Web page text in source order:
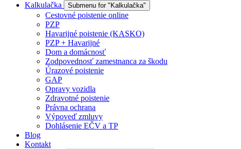
Kalkulačka
Submenu for "Kalkulačka"
Cestovné poistenie online
PZP
Havarijné poistenie (KASKO)
PZP + Havarijné
Dom a domácnosť
Zodpovednosť zamestnanca za škodu
Úrazové poistenie
GAP
Opravy vozidla
Zdravotné poistenie
Právna ochrana
Výpoveď zmluvy
Dohlásenie EČV a TP
Blog
Kontakt